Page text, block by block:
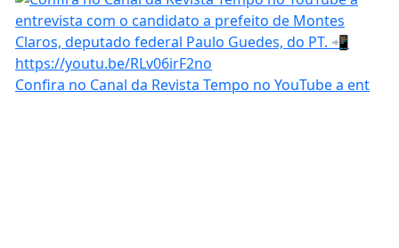
Confira no Canal da Revista Tempo no YouTube a ent